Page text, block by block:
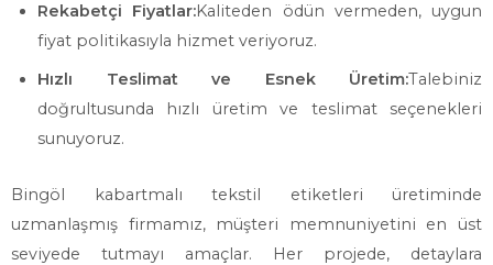
Rekabetçi Fiyatlar:Kaliteden ödün vermeden, uygun
fiyat politikasıyla hizmet veriyoruz.
Hızlı Teslimat ve Esnek Üretim:Talebiniz
doğrultusunda hızlı üretim ve teslimat seçenekleri
sunuyoruz.
Bingöl kabartmalı tekstil etiketleri üretiminde
uzmanlaşmış firmamız, müşteri memnuniyetini en üst
seviyede tutmayı amaçlar. Her projede, detaylara